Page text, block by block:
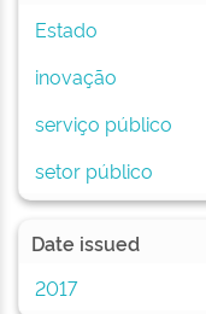
Estado
inovação
serviço público
setor público
Date issued
2017